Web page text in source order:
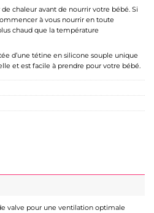
chaleur avant de nourrir votre bébé. Si
à vous nourrir en toute
chaud que la température
d’une tétine en silicone souple unique
et est facile à prendre pour votre bébé.
valve pour une ventilation optimale